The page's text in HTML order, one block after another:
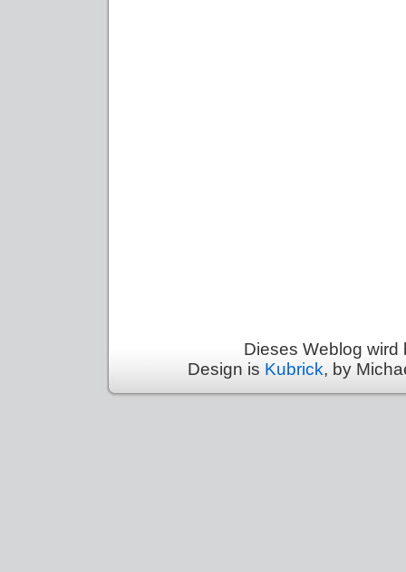
Dieses Weblog
Design is Kubrick, by